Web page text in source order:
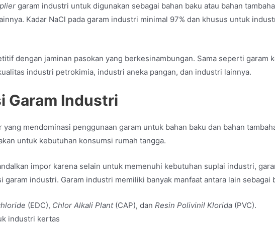
garam industri untuk digunakan sebagai bahan baku atau bahan
Kadar NaCl pada garam industri minimal 97% dan khusus untuk
dengan jaminan pasokan yang berkesinambungan. Sama seperti garam
industri petrokimia, industri aneka pangan, dan industri lainnya.
Garam Industri
mendominasi penggunaan garam untuk bahan baku dan bahan
untuk kebutuhan konsumsi rumah tangga.
impor karena selain untuk memenuhi kebutuhan suplai industri,
industri. Garam industri memiliki banyak manfaat antara lain sebagai
(EDC), Chlor Alkali Plant(CAP), dan Resin Polivinil Klorida (PVC).
industri kertas